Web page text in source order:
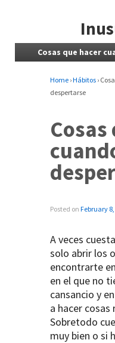
Cosas que hacer
Home ›Hábitos ›
despertarse
Posted on February 8,
A veces
solo abrir los
encontrarte
en el que no
cansancio y
a hacer
Sobretodo
muy bien o si